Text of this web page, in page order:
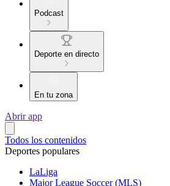
Podcast
Deporte en directo
En tu zona
Abrir app
Todos los contenidos
Deportes populares
LaLiga
Major League Soccer (MLS)